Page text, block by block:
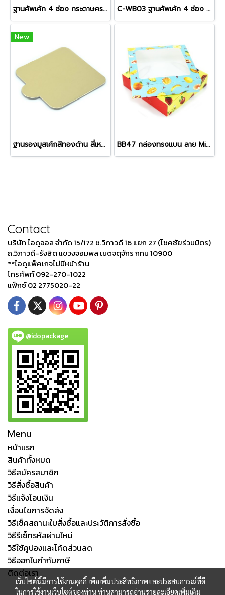
ฐานคัพเค้ก 4 ช่อง กระดาษคราฟท์ (C-KB03) C-WB03 ฐานคัพเค้ก 4 ช่อง สีขาว
New
ฐานรองมูสเค้กสีทองด้าน สี่เหลี่ยม 8 ซม. แบบหนา BB47 กล่องทรงแบน ลาย Mix fruits
Contact
บริษัท ไอดูออล จำกัด 15/172 ซ.วิภาวดี 16 แยก 27 (โชคชัยร่วมมิตร)
ถ.วิภาวดี-รังสิต แขวงจอมพล เขตจตุจักร กทม 10900
**ไอดูแพ็คเกจไม่มีหน้าร้าน
โทรศัพท์ 092-270-1022
แฟ็กซ์ 02 2775020-22
@idopackage
Menu
หน้าแรก
สินค้าทั้งหมด
วิธีสมัครสมาชิก
วิธีสั่งซื้อสินค้า
วิธีแจ้งโอนเงิน
เงื่อนไขการจัดส่ง
วิธีเช็คสถานะใบสั่งซื้อและประวัติการสั่งซื้อ
วิธีรีเซ็ทรหัสผ่านใหม่
วิธีใช้คูปองและโค้ดส่วนลด
วิธีออกใบกำกับภาษี
ติดต่อเรา
เว็บไซต์นี้มีการใช้งานคุกกี้ เพื่อเพิ่มประสิทธิภาพและประสบการณ์ที่ดี
ในการใช้งานเว็บไซต์ของท่าน ท่านสามารถอ่านรายละเอียดเพิ่มเติม